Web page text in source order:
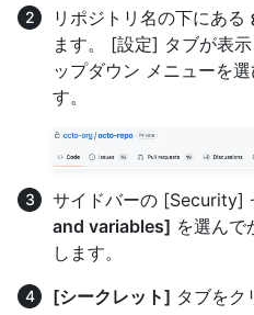
リポジトリ名の下にある
ます。 [設定] タブが表
ップダウン メニューを選
す。
サイドバーの [Security]
and variables] を選んで
します。
[シークレット] タブをク